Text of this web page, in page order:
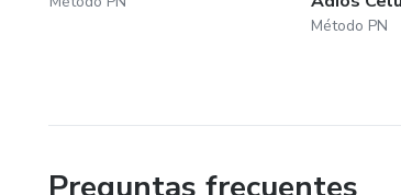
Método PN